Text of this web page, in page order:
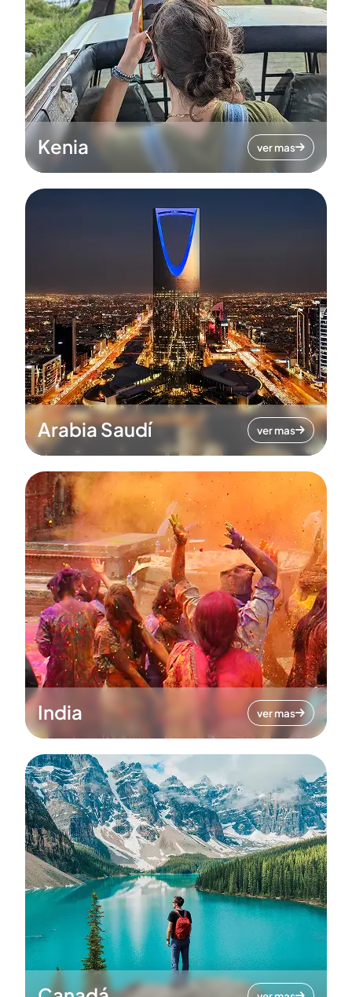
Kenia ver mas
Arabia Saudí ver mas
India ver mas